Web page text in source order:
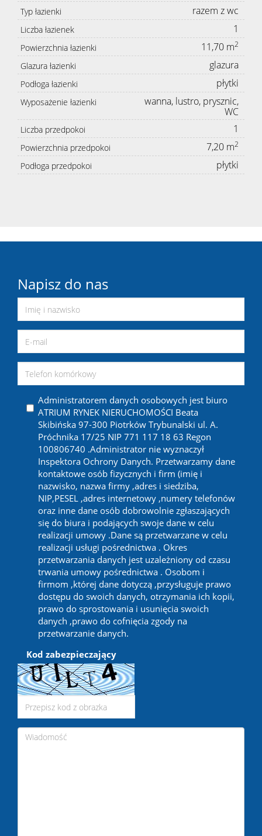
Typ łazienki razem z wc
Liczba łazienek 1
Powierzchnia łazienki 11,70 m2
Glazura łazienki glazura
Podłoga łazienki płytki
Wyposażenie łazienki
wanna, lustro, prysznic,
WC
Liczba przedpokoi 1
Powierzchnia przedpokoi 7,20 m2
Podłoga przedpokoi płytki
Napisz do nas
Administratorem danych osobowych jest biuro
ATRIUM RYNEK NIERUCHOMOŚCI Beata
Skibińska 97-300 Piotrków Trybunalski ul. A.
Próchnika 17/25 NIP 771 117 18 63 Regon
100806740 .Administrator nie wyznaczył
Inspektora Ochrony Danych. Przetwarzamy dane
kontaktowe osób fizycznych i firm (imię i
nazwisko, nazwa firmy ,adres i siedziba,
NIP,PESEL ,adres internetowy ,numery telefonów
oraz inne dane osób dobrowolnie zgłaszających
się do biura i podających swoje dane w celu
realizacji umowy .Dane są przetwarzane w celu
realizacji usługi pośrednictwa . Okres
przetwarzania danych jest uzależniony od czasu
trwania umowy pośrednictwa . Osobom i
firmom ,której dane dotyczą ,przysługuje prawo
dostępu do swoich danych, otrzymania ich kopii,
prawo do sprostowania i usunięcia swoich
danych ,prawo do cofnięcia zgody na
przetwarzanie danych.
Kod zabezpieczający